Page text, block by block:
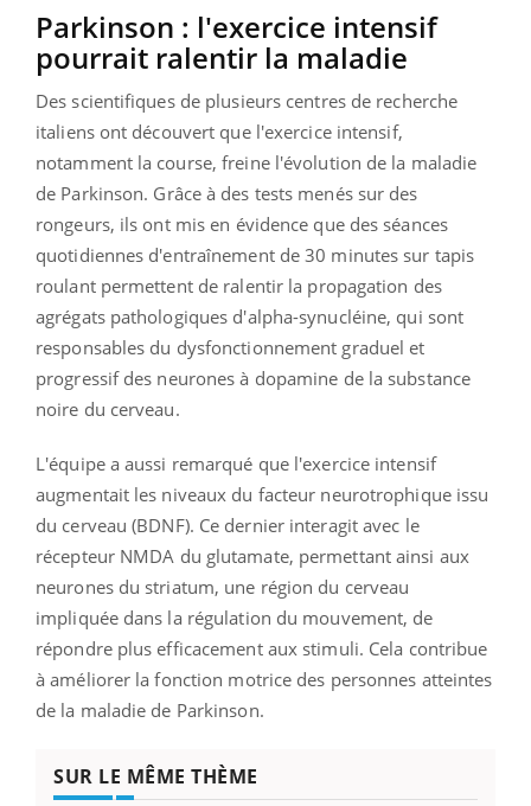
Parkinson : l'exercice intensif
pourrait ralentir la maladie
Des scientifiques de plusieurs centres de recherche
italiens ont découvert que l'exercice intensif,
notamment la course, freine l'évolution de la maladie
de Parkinson. Grâce à des tests menés sur des
rongeurs, ils ont mis en évidence que des séances
quotidiennes d'entraînement de 30 minutes sur tapis
roulant permettent de ralentir la propagation des
agrégats pathologiques d'alpha-synucléine, qui sont
responsables du dysfonctionnement graduel et
progressif des neurones à dopamine de la substance
noire du cerveau.
L'équipe a aussi remarqué que l'exercice intensif
augmentait les niveaux du facteur neurotrophique issu
du cerveau(BDNF). Ce dernier interagit avec le
récepteur NMDA du glutamate, permettant ainsi aux
neurones du striatum, une région du cerveau
impliquée dans la régulation du mouvement, de
répondre plus efficacement aux stimuli. Cela contribue
à améliorer la fonction motrice des personnes atteintes
de la maladie de Parkinson.
SUR LE MÊME THÈME